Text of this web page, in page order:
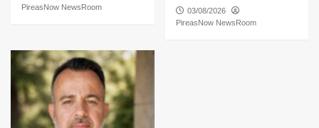
PireasNow NewsRoom
03/08/2026
PireasNow NewsRoom